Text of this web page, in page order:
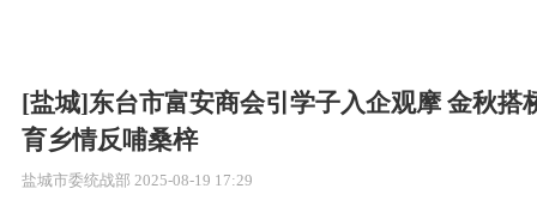
[盐城]东台市富安商会引学子入企观摩 金秋搭
育乡情反哺桑梓
盐城市委统战部 2025-08-19 17:29